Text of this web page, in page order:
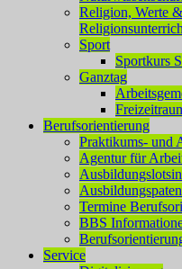
Religion, Werte
Sport
Sportkurs
Ganztag
Berufsorientierung
Praktikums- und
Agentur für
Ausbildungslotsin
Ausbildungspaten
Termine
BBS
Service